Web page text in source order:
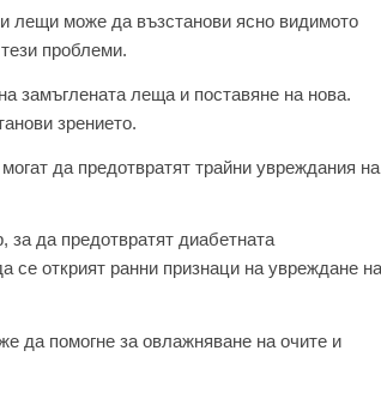
лещи може да възстанови ясно видимото
проблеми.
замъглената леща и поставяне на нова.
зрението.
да предотвратят трайни увреждания на
да предотвратят диабетната
се открият ранни признаци на увреждане на
да помогне за овлажняване на очите и